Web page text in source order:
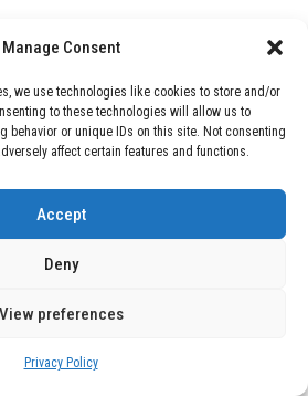
Manage Consent
we use technologies like cookies to store and/or
to these technologies will allow us to
behavior or unique IDs on this site. Not consenting
affect certain features and functions.
Accept
Deny
View preferences
Privacy Policy
Explosión en Residencia
de Pensilvania Deja al
Víctimas Fatales
BYD revela en
añadir 400 km de rango
minutos de carga